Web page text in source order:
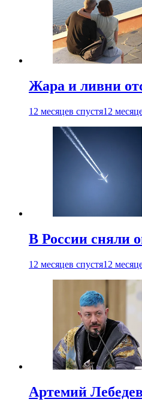
Жара и ливни
12 месяцев спустя12
В России сняли
12 месяцев спустя12
Артемий